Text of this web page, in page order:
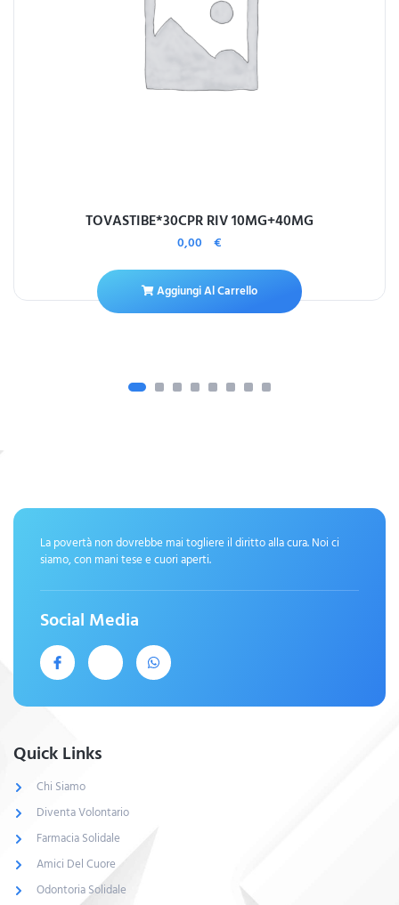
TOVASTIBE*30CPR RIV 10MG+40MG
0,00 €
Aggiungi Al Carrello
La povertà non dovrebbe mai togliere il diritto alla cura. Noi ci
siamo, con mani tese e cuori aperti.
Social Media
Quick Links
Chi Siamo
Diventa Volontario
Farmacia Solidale
Amici Del Cuore
Odontoria Solidale